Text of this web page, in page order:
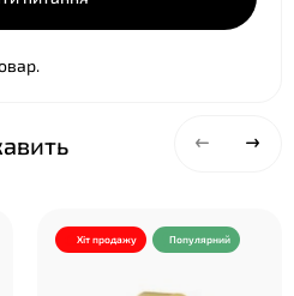
Хіт продажу Популярний